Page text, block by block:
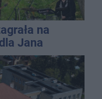
na
Jana